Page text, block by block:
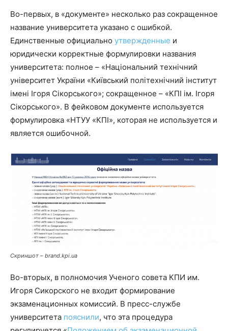
Во-первых, в «документе» несколько раз сокращенное
название университета указано с ошибкой.
Единственные официально утвержденные и
юридически корректные формулировки названия
университета: полное – «Національний технічний
університет України «Київський політехнічний інститут
імені Ігоря Сікорського»; сокращенное – «КПІ ім. Ігоря
Сікорського». В фейковом документе используется
формулировка «НТУУ «КПІ», которая не используется и
является ошибочной.
Скриншот – brand.kpi.ua
Во-вторых, в полномочия Ученого совета КПИ им.
Игоря Сикорского не входит формирование
экзаменационных комиссий. В пресс-службе
университета пояснили, что эта процедура